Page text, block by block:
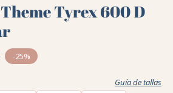
Tyrex 600 D
-25%
Guía de tallas